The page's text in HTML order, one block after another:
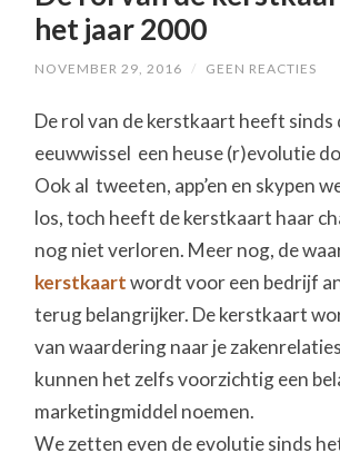
het jaar 2000
NOVEMBER 29, 2016 / GEEN REACTIES
De rol van de kerstkaart heeft sinds
eeuwwissel een heuse (r)evolutie
Ook al tweeten, app’en en skypen
los, toch heeft de kerstkaart haar
nog niet verloren. Meer nog, de
kerstkaart wordt voor een bedrijf
terug belangrijker. De kerstkaart
van waardering naar je
kunnen het zelfs voorzichtig een
marketingmiddel noemen.
We zetten even de evolutie sinds